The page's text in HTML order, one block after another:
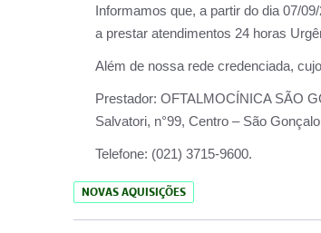
Informamos que, a partir do dia 07/
a prestar atendimentos 24 horas
Além de nossa rede credenciada,
Prestador:
Salvatori, n°99, Centro – São
Telefone: (021) 3715-9600.
NOVAS AQUISIÇÕES